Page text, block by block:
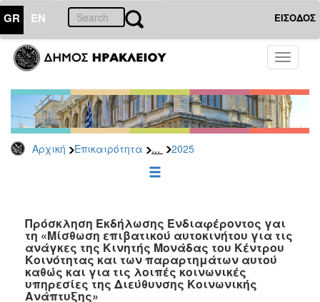
GR EN ΕΙΣΟΔΟΣ
Toggle
Αρχική Επικαιρότητα ... 2025
ΕΠΙΚΑΙΡΟΤΗΤΑ
-
Δημοπρασίες
Αρχείο
2026
2022
2021
2020
Πρόσκληση Εκδήλωσης Ενδιαφέροντος γαι
τη «Μίσθωση επιβατικού αυτοκινήτου για τις
ανάγκες της Κινητής Μονάδας του Κέντρου
Κοινότητας και των παραρτημάτων αυτού
καθώς και για τις λοιπές κοινωνικές
υπηρεσίες της Διεύθυνσης Κοινωνικής
Ανάπτυξης»